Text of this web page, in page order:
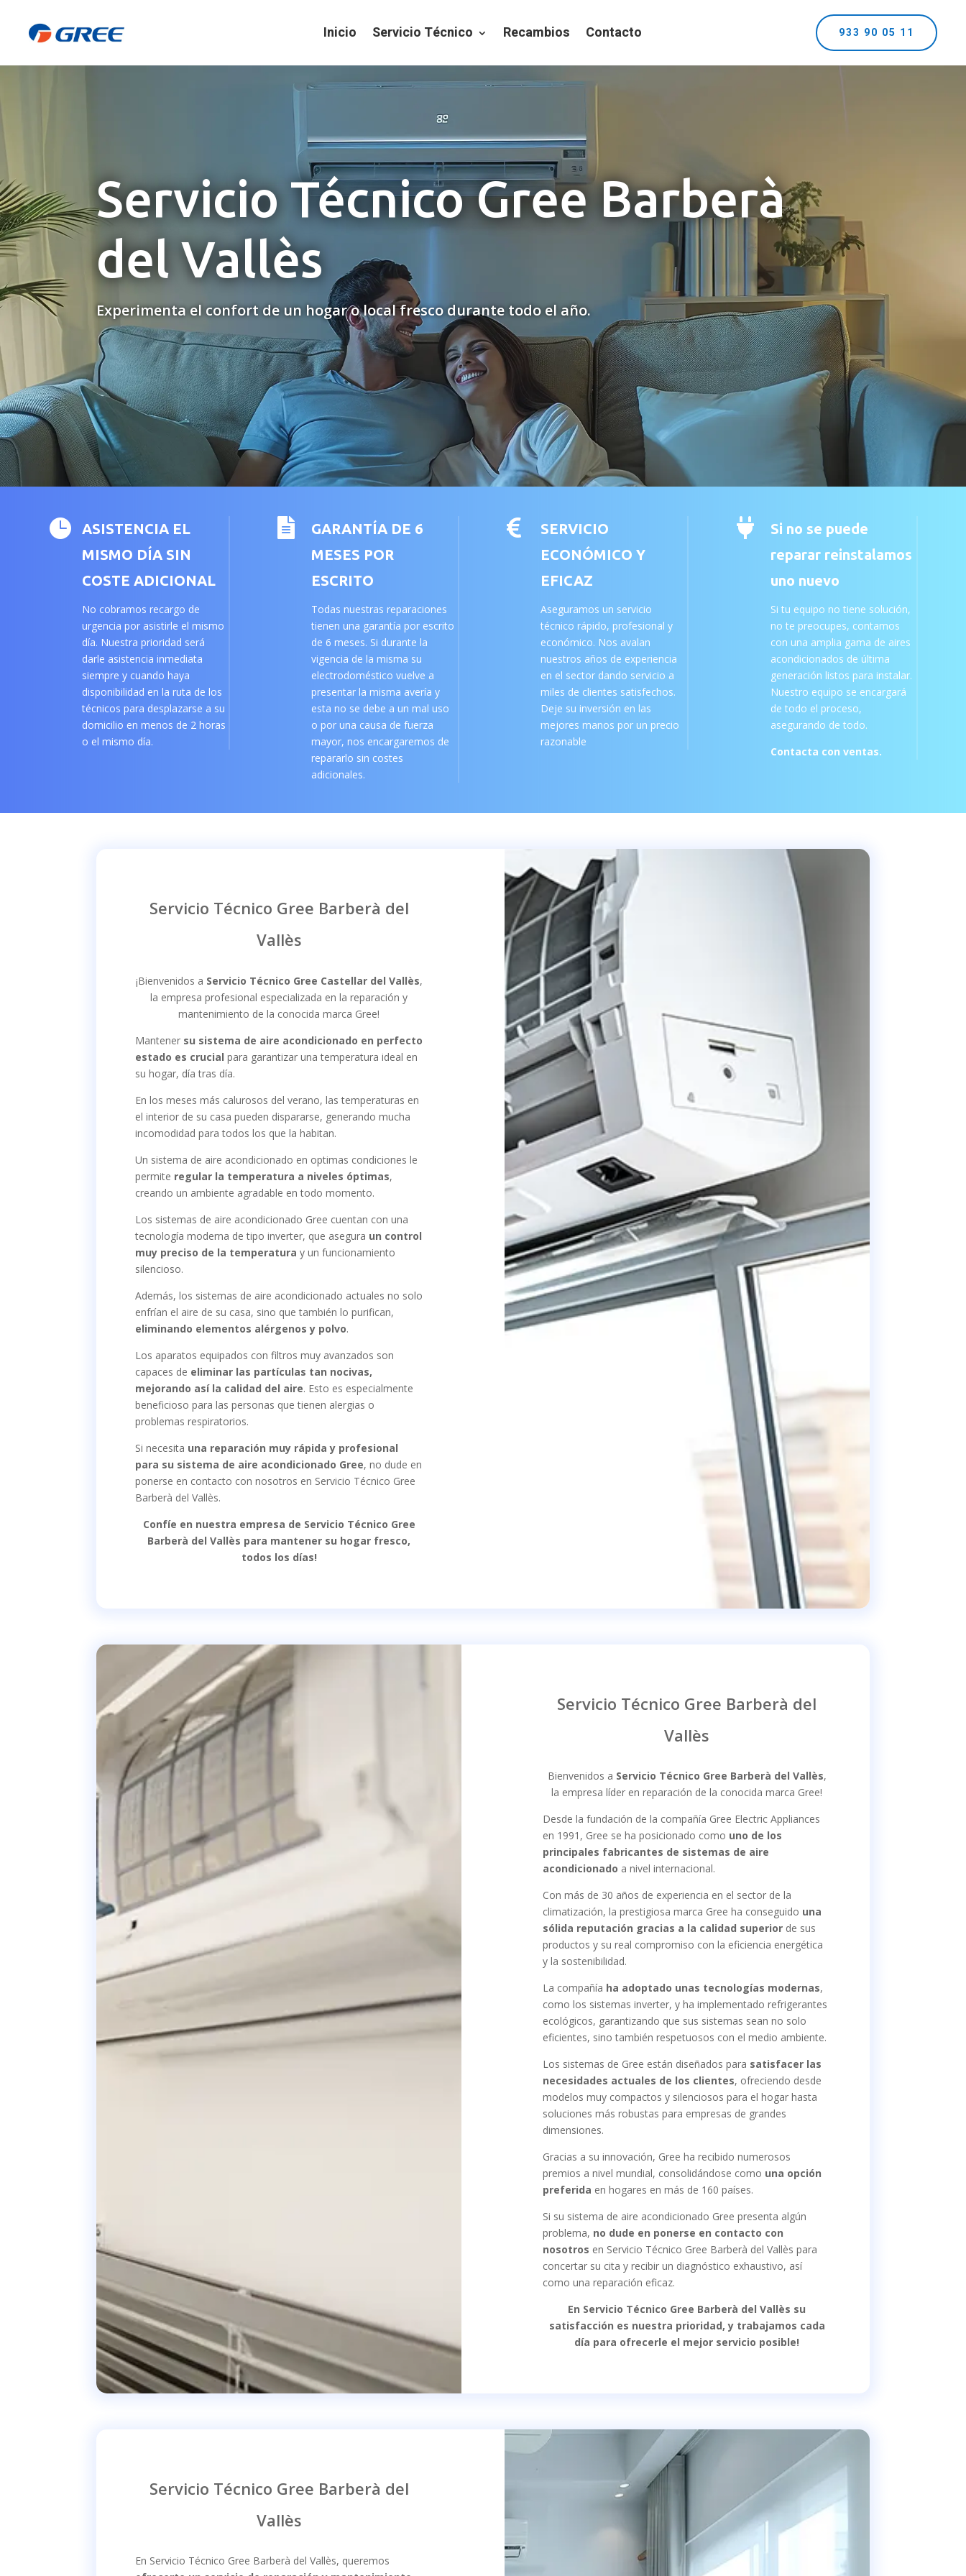
Inicio Servicio Técnico Recambios Contacto 933 90 05 11
Servicio Técnico Gree Barberà
del Vallès
Experimenta el confort de un hogar o local fresco durante todo el año.

ASISTENCIA EL
MISMO DÍA SIN
COSTE ADICIONAL
No cobramos recargo de
urgencia por asistirle el mismo
día. Nuestra prioridad será
darle asistencia inmediata
siempre y cuando haya
disponibilidad en la ruta de los
técnicos para desplazarse a su
domicilio en menos de 2 horas
o el mismo día.

GARANTÍA DE 6
MESES POR
ESCRITO
Todas nuestras reparaciones
tienen una garantía por escrito
de 6 meses. Si durante la
vigencia de la misma su
electrodoméstico vuelve a
presentar la misma avería y
esta no se debe a un mal uso
o por una causa de fuerza
mayor, nos encargaremos de
repararlo sin costes
adicionales.

SERVICIO
ECONÓMICO Y
EFICAZ
Aseguramos un servicio
técnico rápido, profesional y
económico. Nos avalan
nuestros años de experiencia
en el sector dando servicio a
miles de clientes satisfechos.
Deje su inversión en las
mejores manos por un precio
razonable

Si no se puede
reparar reinstalamos
uno nuevo
Si tu equipo no tiene solución,
no te preocupes, contamos
con una amplia gama de aires
acondicionados de última
generación listos para instalar.
Nuestro equipo se encargará
de todo el proceso,
asegurando de todo.
Contacta con ventas.
Servicio Técnico Gree Barberà del
Vallès
¡Bienvenidos a Servicio Técnico Gree Castellar del Vallès,
la empresa profesional especializada en la reparación y
mantenimiento de la conocida marca Gree!
Mantener su sistema de aire acondicionado en perfecto
estado es crucial para garantizar una temperatura ideal en
su hogar, día tras día.
En los meses más calurosos del verano, las temperaturas en
el interior de su casa pueden dispararse, generando mucha
incomodidad para todos los que la habitan.
Un sistema de aire acondicionado en optimas condiciones le
permite regular la temperatura a niveles óptimas,
creando un ambiente agradable en todo momento.
Los sistemas de aire acondicionado Gree cuentan con una
tecnología moderna de tipo inverter, que asegura un control
muy preciso de la temperatura y un funcionamiento
silencioso.
Además, los sistemas de aire acondicionado actuales no solo
enfrían el aire de su casa, sino que también lo purifican,
eliminando elementos alérgenos y polvo.
Los aparatos equipados con filtros muy avanzados son
capaces de eliminar las partículas tan nocivas,
mejorando así la calidad del aire. Esto es especialmente
beneficioso para las personas que tienen alergias o
problemas respiratorios.
Si necesita una reparación muy rápida y profesional
para su sistema de aire acondicionado Gree, no dude en
ponerse en contacto con nosotros en Servicio Técnico Gree
Barberà del Vallès.
Confíe en nuestra empresa de Servicio Técnico Gree
Barberà del Vallès para mantener su hogar fresco,
todos los días!
Servicio Técnico Gree Barberà del
Vallès
Bienvenidos a Servicio Técnico Gree Barberà del Vallès,
la empresa líder en reparación de la conocida marca Gree!
Desde la fundación de la compañía Gree Electric Appliances
en 1991, Gree se ha posicionado como uno de los
principales fabricantes de sistemas de aire
acondicionado a nivel internacional.
Con más de 30 años de experiencia en el sector de la
climatización, la prestigiosa marca Gree ha conseguido una
sólida reputación gracias a la calidad superior de sus
productos y su real compromiso con la eficiencia energética
y la sostenibilidad.
La compañía ha adoptado unas tecnologías modernas,
como los sistemas inverter, y ha implementado refrigerantes
ecológicos, garantizando que sus sistemas sean no solo
eficientes, sino también respetuosos con el medio ambiente.
Los sistemas de Gree están diseñados para satisfacer las
necesidades actuales de los clientes, ofreciendo desde
modelos muy compactos y silenciosos para el hogar hasta
soluciones más robustas para empresas de grandes
dimensiones.
Gracias a su innovación, Gree ha recibido numerosos
premios a nivel mundial, consolidándose como una opción
preferida en hogares en más de 160 países.
Si su sistema de aire acondicionado Gree presenta algún
problema, no dude en ponerse en contacto con
nosotros en Servicio Técnico Gree Barberà del Vallès para
concertar su cita y recibir un diagnóstico exhaustivo, así
como una reparación eficaz.
En Servicio Técnico Gree Barberà del Vallès su
satisfacción es nuestra prioridad, y trabajamos cada
día para ofrecerle el mejor servicio posible!
Servicio Técnico Gree Barberà del
Vallès
En Servicio Técnico Gree Barberà del Vallès, queremos